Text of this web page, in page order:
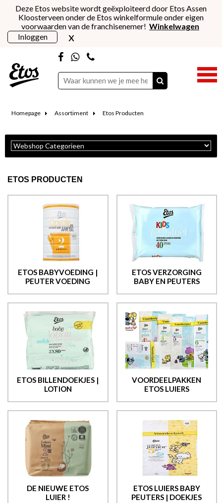
Deze Etos website wordt geëxploiteerd door Etos Assen
Kloosterveen onder de Etos winkelformule onder eigen
voorwaarden van de franchisenemer! Winkelwagen
Inloggen
x
Homepage Assortiment Etos Producten
ETOS PRODUCTEN
ETOS BABYVOEDING |
PEUTER VOEDING
ETOS VERZORGING
BABY EN PEUTERS
ETOS BILLENDOEKJES |
LOTION
VOORDEELPAKKEN
ETOS LUIERS
DE NIEUWE ETOS
LUIER !
ETOS LUIERS BABY
PEUTERS | DOEKJES